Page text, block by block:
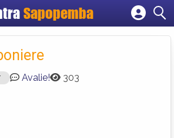
Sapopemba
Cadastrar empresa
Criar conta
Avalie! 303